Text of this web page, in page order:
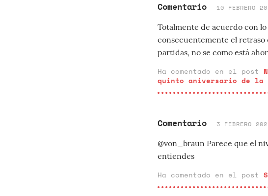
Comentario 10 FEBRERO
Totalmente de acuerdo con
consecuentemente el retraso
partidas, no se como está
Ha comentado en el post
quinto aniversario de la
Comentario 3 FEBRERO
@von_braun Parece que el
entiendes
Ha comentado en el post